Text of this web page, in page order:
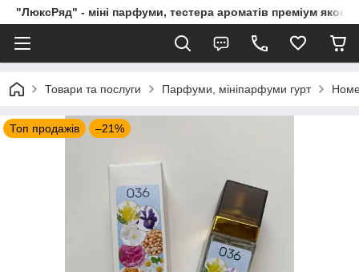
"ЛюксРяд" - міні парфуми, тестера ароматів преміум
Товари та послуги Парфуми, мініпарфуми гурт
Топ продажів –21%